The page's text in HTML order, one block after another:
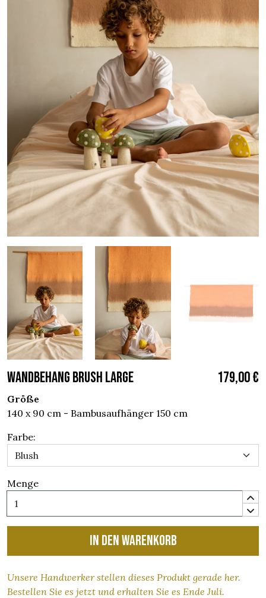
WANDBEHANG BRUSH LARGE 179,00 €
Größe
140 x 90 cm - Bambusaufhänger 150 cm
Farbe:
Menge
In den Warenkorb
Unsere Handwerker stellen dieses Produkt gerade her.
Bestellen Sie es jetzt und erhalten Sie es Ende Juli.